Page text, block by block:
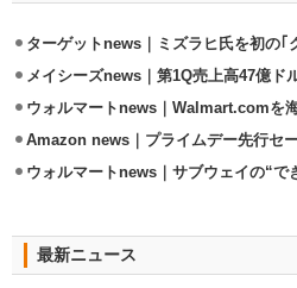
メイシーズnews｜第1Q売上高47億ド
最新ニュース